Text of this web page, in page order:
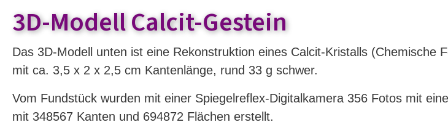
3D-Modell Calcit-Gestein
Das 3D-Modell unten ist eine Rekonstruktion eines Calcit-Kristalls (Chemische
mit ca. 3,5 x 2 x 2,5 cm Kantenlänge, rund 33 g schwer.
Vom Fundstück wurden mit einer Spiegelreflex-Digitalkamera 356 Fotos mit
mit 348567 Kanten und 694872 Flächen erstellt.